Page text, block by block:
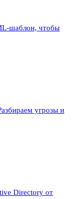
шаблон, чтобы
угрозы и
Directory от